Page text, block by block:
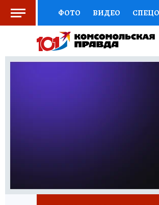
ФОТО ВИДЕО
СОЦПОДДЕРЖКА НАУКА
ВЫБОР ЭКСПЕРТОВ